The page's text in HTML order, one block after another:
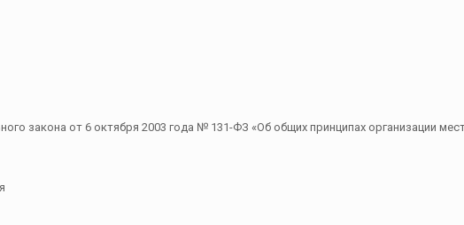
закона от 6 октября 2003 года № 131-ФЗ «Об общих принципах организации